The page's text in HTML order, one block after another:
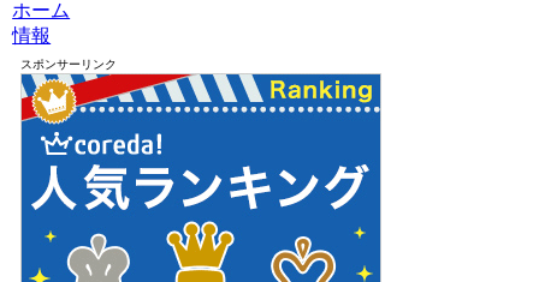
ホーム
情報
スポンサーリンク